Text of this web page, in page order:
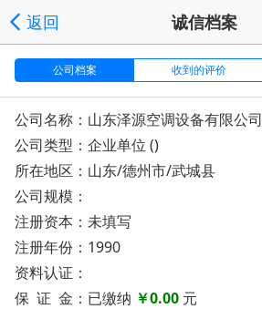
返回 诚信档案
公司档案 收到的评价
公司名称：山东泽源空调设备有限公司
公司类型：企业单位 ()
所在地区：山东/德州市/武城县
公司规模：
注册资本：未填写
注册年份：1990
资料认证：
保 证 金：已缴纳 ￥0.00 元